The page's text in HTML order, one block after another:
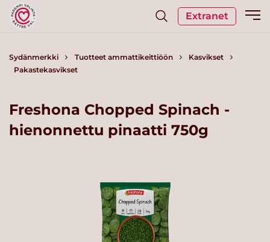
Extranet
Sydänmerkki Tuotteet ammattikeittiöön
Kasvikset
Pakastekasvikset
Freshona Chopped Spinach -
hienonnettu pinaatti 750g